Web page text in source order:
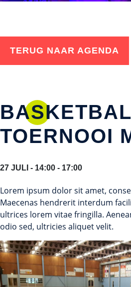
TERUG NAAR AGENDA
BASKETBAL
TOERNOOI
27 JULI - 14:00 - 17:00
Lorem ipsum dolor sit amet,
Maecenas hendrerit interdum
ultrices lorem vitae fringilla.
odio sed, ultricies aliquet velit.